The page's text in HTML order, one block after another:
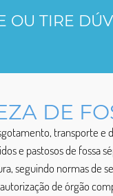
OU TIRE
DE
transporte e
e pastosos de fossa
seguindo normas de
de órgão